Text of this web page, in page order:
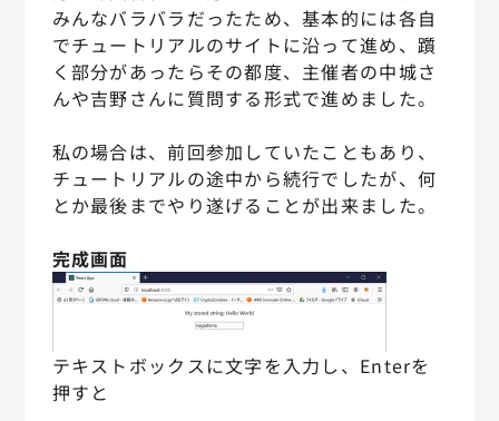
みんなバラバラだったため、基本的には各自
でチュートリアルのサイトに沿って進め、躓
く部分があったらその都度、主催者の中城さ
んや吉野さんに質問する形式で進めました。
私の場合は、前回参加していたこともあり、
チュートリアルの途中から続行でしたが、何
とか最後までやり遂げることが出来ました。
完成画面
テキストボックスに文字を入力し、Enterを
押すと